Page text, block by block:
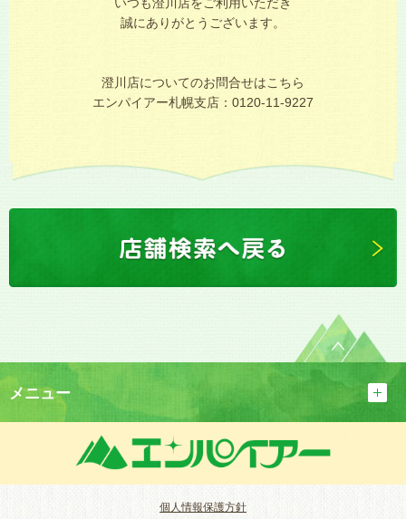
誠にありがとうございます。
澄川店についてのお問合せはこちら
エンパイアー札幌支店：0120-11-9227
メニュー
個人情報保護方針